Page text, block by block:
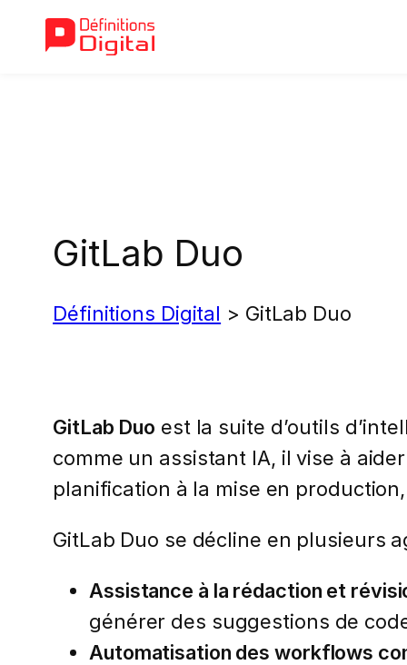
GitLab Duo
Définitions Digital > GitLab Duo
GitLab Duo est la suite d’outils
comme un assistant IA, il vise à
planification à la mise en
GitLab Duo se décline en plusieurs
Assistance à la rédaction et
générer des suggestions de
Automatisation des workflows